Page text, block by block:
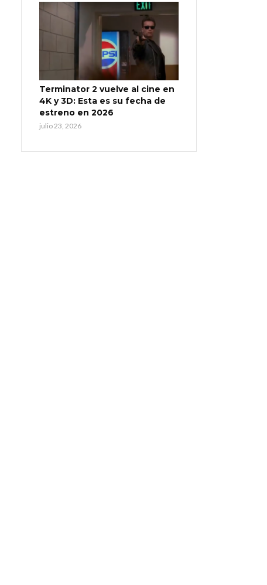
Terminator 2 vuelve al cine en
4K y 3D: Esta es su fecha de
estreno en 2026
julio 23, 2026